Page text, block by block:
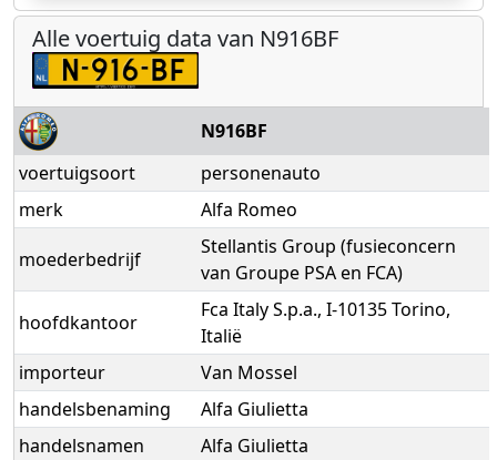
Alle voertuig data van N916BF
N916BF
voertuigsoort
personenauto
merk
Alfa Romeo
moederbedrijf
Stellantis Group (fusieconcern
van Groupe PSA en FCA)
hoofdkantoor
Fca Italy S.p.a., I-10135 Torino,
Italië
importeur
Van Mossel
handelsbenaming
Alfa Giulietta
handelsnamen
Alfa Giulietta